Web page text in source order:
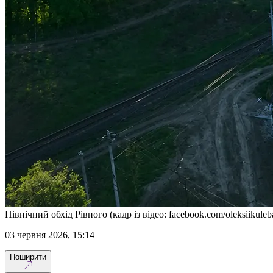
Північний обхід Рівного (кадр із відео: facebook.com/
03 червня 2026, 15:14
Поширити